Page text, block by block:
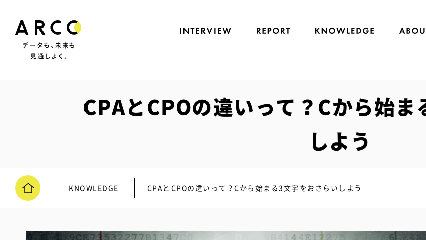
CPAとCPOの違いって？Cから始
しよう
KNOWLEDGE CPAとCPOの違いって？Cから始まる3文字をおさらいしよう